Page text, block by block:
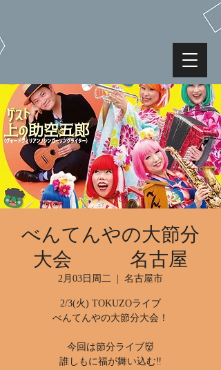
べんてんやの大節分
大会 名古屋
2月03日周二 名古屋市
2/3(火) TOKUZOライブ
べんてんやの大節分大会！
今回は節分ライブ👹
誰しもに福が舞い込む‼️